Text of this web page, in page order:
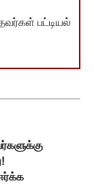
பட்டியல்